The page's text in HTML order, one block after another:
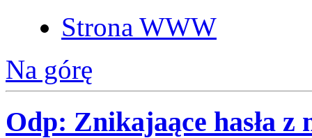
Strona WWW
Na górę
Odp: Znikajaące hasła z